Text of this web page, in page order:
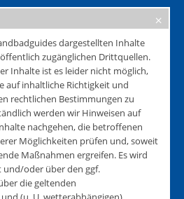
dargestellten Inhalte
zugänglichen Drittquellen.
Inhalte ist es leider nicht möglich,
auf inhaltliche Richtigkeit und
rechtlichen Bestimmungen zu
werden wir Hinweisen auf
nachgehen, die betroffenen
Möglichkeiten prüfen und, soweit
Maßnahmen ergreifen. Es wird
oder über den ggf.
die geltenden